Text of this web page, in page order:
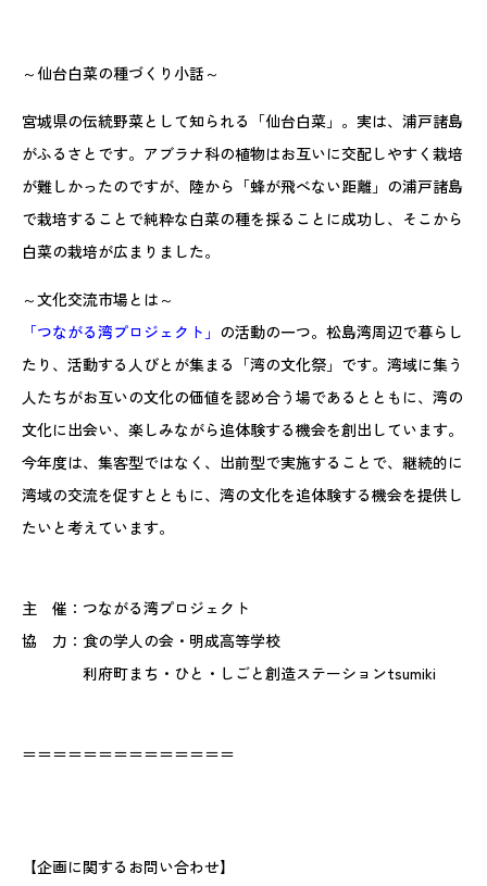
～仙台白菜の種づくり小話～
宮城県の伝統野菜として知られる「仙台白菜」。実は、浦戸諸島
がふるさとです。アブラナ科の植物はお互いに交配しやすく栽培
が難しかったのですが、陸から「蜂が飛べない距離」の浦戸諸島
で栽培することで純粋な白菜の種を採ることに成功し、そこから
白菜の栽培が広まりました。
～文化交流市場とは～
「つながる湾プロジェクト」 の活動の一つ。松島湾周辺で暮らし
たり、活動する人びとが集まる「湾の文化祭」です。湾域に集う
人たちがお互いの文化の価値を認め合う場であるとともに、湾の
文化に出会い、楽しみながら追体験する機会を創出しています。
今年度は、集客型ではなく、出前型で実施することで、継続的に
湾域の交流を促すとともに、湾の文化を追体験する機会を提供し
たいと考えています。
主 催：つながる湾プロジェクト
協 力：食の学人の会・明成高等学校
利府町まち・ひと・しごと創造ステーションtsumiki
＝＝＝＝＝＝＝＝＝＝＝＝＝＝
【企画に関するお問い合わせ】